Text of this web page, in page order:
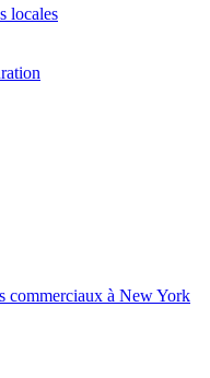
locales
commerciaux à New York